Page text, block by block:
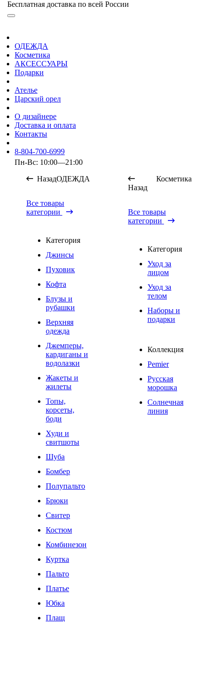
Бесплатная доставка по всей России
ОДЕЖДА
Косметика
АКСЕССУАРЫ
Подарки
Ателье
Царский орел
О дизайнере
Доставка и оплата
Контакты
8-804-700-6999
Пн-Вс: 10:00—21:00
НазадОДЕЖДА
Все товары
категории
Категория
Джинсы
Пуховик
Кофта
Блузы и
рубашки
Верхняя
одежда
Джемперы,
кардиганы и
водолазки
Жакеты и
жилеты
Топы,
корсеты,
боди
Худи и
свитшоты
Шуба
Бомбер
Полупальто
Брюки
Свитер
Костюм
Комбинезон
Куртка
Пальто
Платье
Юбка
Плащ
Назад
Косметика
Все товары
категории
Категория
Уход за
лицом
Уход за
телом
Наборы и
подарки
Коллекция
Pemier
Русская
морошка
Солнечная
линия